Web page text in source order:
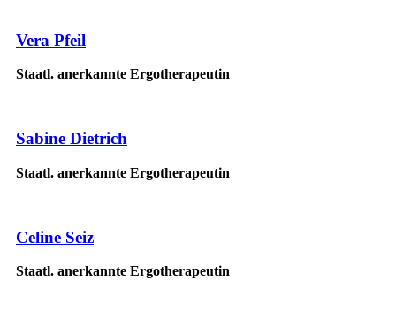
Vera Pfeil
Staatl. anerkannte Ergotherapeutin
Sabine Dietrich
Staatl. anerkannte Ergotherapeutin
Celine Seiz
Staatl. anerkannte Ergotherapeutin